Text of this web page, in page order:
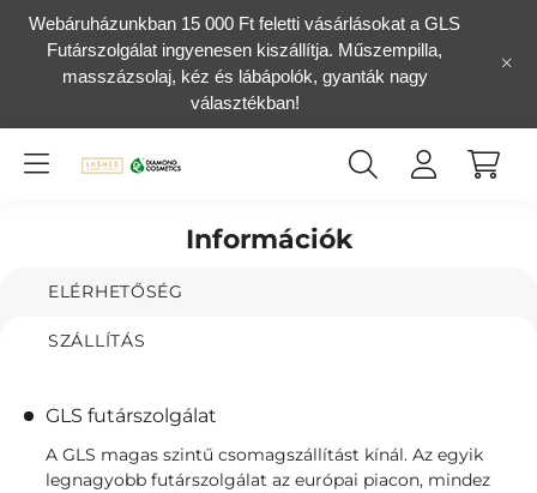
Webáruházunkban 15 000 Ft feletti vásárlásokat a GLS
Futárszolgálat ingyenesen kiszállítja. Műszempilla,
masszázsolaj, kéz és lábápolók, gyanták nagy
választékban!
Információk
ELÉRHETŐSÉG
SZÁLLÍTÁS
GLS futárszolgálat
A GLS magas szintű csomagszállítást kínál. Az egyik
legnagyobb futárszolgálat az európai piacon, mindez